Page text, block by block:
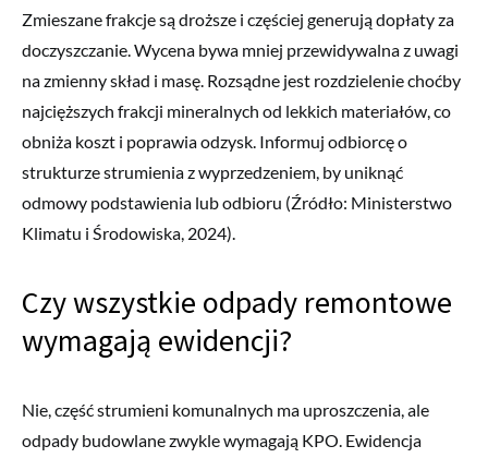
Zmieszane frakcje są droższe i częściej generują dopłaty za
doczyszczanie. Wycena bywa mniej przewidywalna z uwagi
na zmienny skład i masę. Rozsądne jest rozdzielenie choćby
najcięższych frakcji mineralnych od lekkich materiałów, co
obniża koszt i poprawia odzysk. Informuj odbiorcę o
strukturze strumienia z wyprzedzeniem, by uniknąć
odmowy podstawienia lub odbioru (Źródło: Ministerstwo
Klimatu i Środowiska, 2024).
Czy wszystkie odpady remontowe
wymagają ewidencji?
Nie, część strumieni komunalnych ma uproszczenia, ale
odpady budowlane zwykle wymagają KPO. Ewidencja